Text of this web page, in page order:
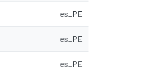
es_PE
es_PE
es_PE